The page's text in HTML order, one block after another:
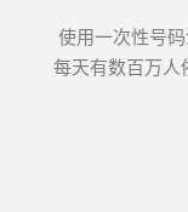
使用一次性号
每天有数百万人